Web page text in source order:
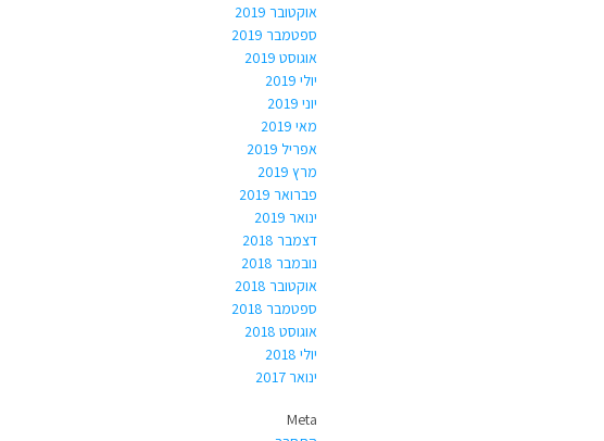
אוקטובר 2019
ספטמבר 2019
אוגוסט 2019
יולי 2019
יוני 2019
מאי 2019
אפריל 2019
מרץ 2019
פברואר 2019
ינואר 2019
דצמבר 2018
נובמבר 2018
אוקטובר 2018
ספטמבר 2018
אוגוסט 2018
יולי 2018
ינואר 2017
Meta